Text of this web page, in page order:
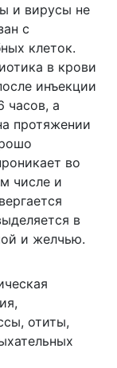
и вирусы не
с
клеток.
в крови
инъекции
часов, а
протяжении
во
числе и
в
и желчью.
отиты,